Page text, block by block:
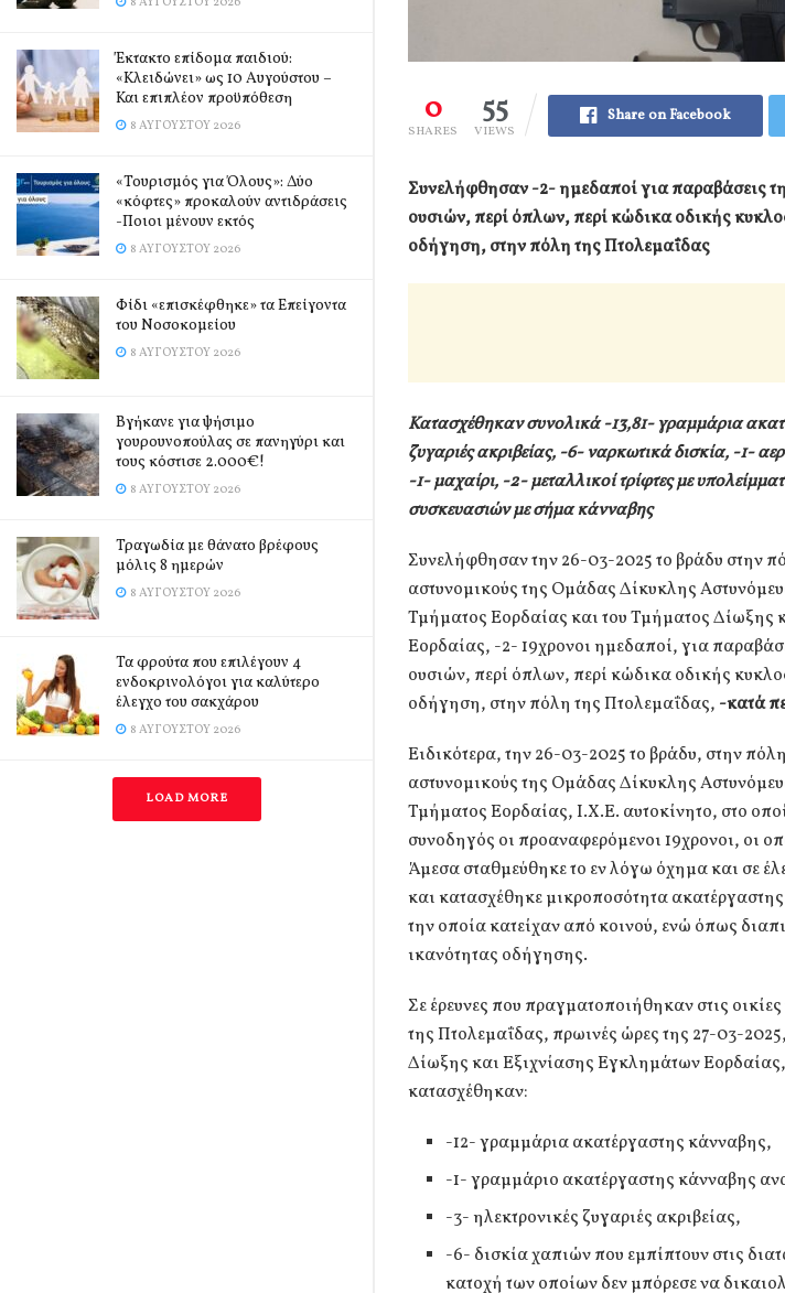
Έκτακτο επίδομα παιδιού:
«Κλειδώνει» ως 10 Αυγούστου –
Και επιπλέον προϋπόθεση
8 ΑΥΓΟΎΣΤΟΥ 2026
«Τουρισμός για Όλους»: Δύο
«κόφτες» προκαλούν αντιδράσεις
-Ποιοι μένουν εκτός
8 ΑΥΓΟΎΣΤΟΥ 2026
Φίδι «επισκέφθηκε» τα Επείγοντα
του Νοσοκομείου
8 ΑΥΓΟΎΣΤΟΥ 2026
Βγήκανε για ψήσιμο
γουρουνοπούλας σε πανηγύρι και
τους κόστισε 2.000€!
8 ΑΥΓΟΎΣΤΟΥ 2026
Τραγωδία με θάνατο βρέφους
μόλις 8 ημερών
8 ΑΥΓΟΎΣΤΟΥ 2026
Τα φρούτα που επιλέγουν 4
ενδοκρινολόγοι για καλύτερο
έλεγχο του σακχάρου
8 ΑΥΓΟΎΣΤΟΥ 2026
LOAD MORE
0
SHARES
55
VIEWS
Share on Facebook
Συνελήφθησαν -2- ημεδαποί για παραβάσεις
ουσιών, περί όπλων, περί κώδικα οδικής
οδήγηση,στην πόλη της Πτολεμαΐδας
Κατασχέθηκαν συνολικά -13,81- γραμμάρια
ζυγαριές ακριβείας, -6- ναρκωτικά δισκία, -1-
-1- μαχαίρι, -2- μεταλλικοί τρίφτες με
συσκευασιών με σήμα κάνναβης
Συνελήφθησαν την 26-03-2025 το βράδυ στην
αστυνομικούς της Ομάδας Δίκυκλης
Τμήματος Εορδαίας και του Τμήματος Δίωξης
Εορδαίας, -2- 19χρονοι ημεδαποί, για
ουσιών, περί όπλων, περί κώδικα οδικής
οδήγηση, στην πόλη της Πτολεμαΐδας, -κατά
Ειδικότερα, την 26-03-2025 το βράδυ, στην
αστυνομικούς της Ομάδας Δίκυκλης
Τμήματος Εορδαίας, Ι.Χ.Ε. αυτοκίνητο, στο
συνοδηγός οι προαναφερόμενοι 19χρονοι, οι
Άμεσα σταθμεύθηκε το εν λόγω όχημα και σε
και κατασχέθηκε μικροποσότητα
την οποία κατείχαν από κοινού, ενώ όπως
ικανότητας οδήγησης.
Σε έρευνες που πραγματοποιήθηκαν στις
της Πτολεμαΐδας, πρωινές ώρες της 27-03-
Δίωξης και Εξιχνίασης Εγκλημάτων
κατασχέθηκαν:
-12- γραμμάρια ακατέργαστης κάνναβης,
-1- γραμμάριο ακατέργαστης κάνναβης
-3- ηλεκτρονικές ζυγαριές ακριβείας,
-6- δισκία χαπιών που εμπίπτουν στις
κατοχή των οποίων δεν μπόρεσε να